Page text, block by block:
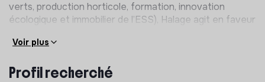
verts, production horticole, formation, innovation
écologique et immobilier de l’ESS), Halage agit en faveur
territoires.
Missions principales
Voir plus
Profil recherché